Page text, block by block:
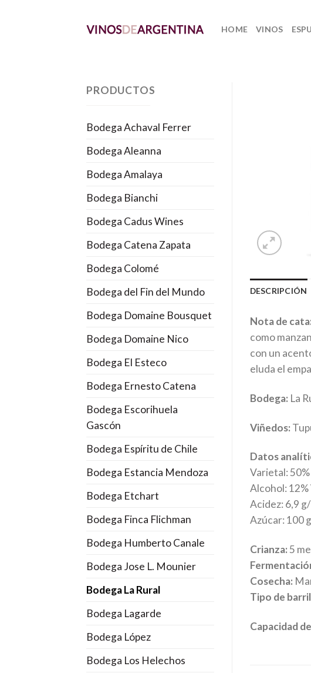
HOME VINOS
PRODUCTOS
Bodega Achaval Ferrer
Bodega Aleanna
Bodega Amalaya
Bodega Bianchi
Bodega Cadus Wines
Bodega Catena Zapata
Bodega Colomé
Bodega del Fin del Mundo
Bodega Domaine Bousquet
Bodega Domaine Nico
Bodega El Esteco
Bodega Ernesto Catena
Bodega Escorihuela
Gascón
Bodega Espíritu de Chile
Bodega Estancia Mendoza
Bodega Etchart
Bodega Finca Flichman
Bodega Humberto Canale
Bodega Jose L. Mounier
Bodega La Rural
Bodega Lagarde
Bodega López
Bodega Los Helechos
DESCRIPCIÓN
Nota de
como
con un
eluda el
Bodega:La
Viñedos:
Datos
Varietal:
Alcohol: 12%
Acidez: 6,9
Azúcar: 100
Crianza:5
Cosecha:
Tipo de
Capacidad